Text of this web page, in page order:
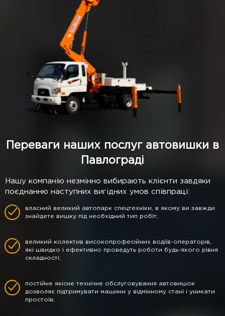
Переваги наших послуг автовишки в
Павлограді
Нашу компанію незмінно вибирають клієнти завдяки
поєднанню наступних вигідних умов співпраці:
власний великий автопарк спецтехніки, в якому ви завжди
знайдете вишку під необхідний тип робіт;
великий колектив високопрофесійних водіїв-операторів,
які швидко і ефективно проведуть роботи будь-якого рівня
складності;
постійне якісне технічне обслуговування автовишок
дозволяє підтримувати машини у відмінному стані і уникати
простоїв;